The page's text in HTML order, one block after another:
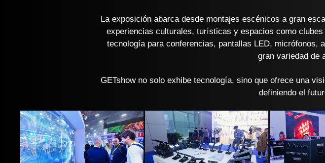
La exposición abarca desde montajes escénicos a gran
experiencias culturales, turísticas y espacios como
tecnología para conferencias, pantallas LED, micrófonos,
gran variedad de
GETshow no solo exhibe tecnología, sino que ofrece una
definiendo el